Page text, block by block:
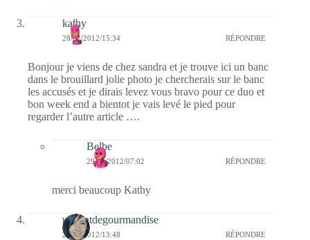
kathy
28/01/2012/15:34 RÉPONDRE
Bonjour je viens de chez sandra et je trouve ici un banc
dans le brouillard jolie photo je chercherais sur le banc
les accusés et je dirais levez vous bravo pour ce duo et
bon week end a bientot je vais levé le pied pour
regarder l’autre article ….
Belbe
29/01/2012/07:02 RÉPONDRE
merci beaucoup Kathy
unventdegourmandise
28/01/2012/13:48 RÉPONDRE